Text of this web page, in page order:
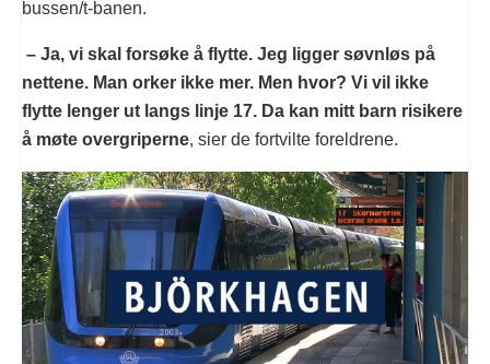
bussen/t-banen.
– Ja, vi skal forsøke å flytte. Jeg ligger søvnløs på
nettene. Man orker ikke mer. Men hvor? Vi vil ikke
flytte lenger ut langs linje 17. Da kan mitt barn risikere
å møte overgriperne, sier de fortvilte foreldrene.